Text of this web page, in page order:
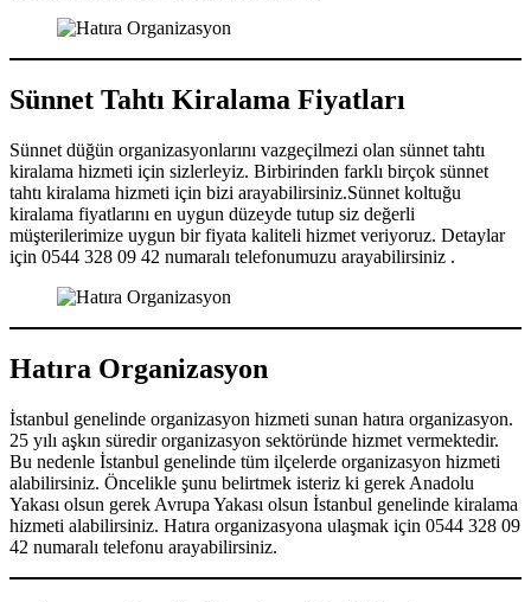
Sünnet Tahtı Kiralama Fiyatları
Sünnet düğün organizasyonlarını vazgeçilmezi olan sünnet tahtı
kiralama hizmeti için sizlerleyiz. Birbirinden farklı birçok sünnet
tahtı kiralama hizmeti için bizi arayabilirsiniz.Sünnet koltuğu
kiralama fiyatlarını en uygun düzeyde tutup siz değerli
müşterilerimize uygun bir fiyata kaliteli hizmet veriyoruz. Detaylar
için 0544 328 09 42 numaralı telefonumuzu arayabilirsiniz .
Hatıra Organizasyon
İstanbul genelinde organizasyon hizmeti sunan hatıra organizasyon.
25 yılı aşkın süredir organizasyon sektöründe hizmet vermektedir.
Bu nedenle İstanbul genelinde tüm ilçelerde organizasyon hizmeti
alabilirsiniz. Öncelikle şunu belirtmek isteriz ki gerek Anadolu
Yakası olsun gerek Avrupa Yakası olsun İstanbul genelinde kiralama
hizmeti alabilirsiniz. Hatıra organizasyona ulaşmak için 0544 328 09
42 numaralı telefonu arayabilirsiniz.